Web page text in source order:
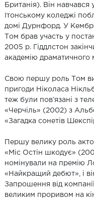
Британія). Він
Ітонському коледжі
домі Дурнфорд. У
Том брав участь у
2005 р. Гіддлстон
академію драматичного
Свою першу роль Том
пригоди Ніколаса
теж були пов’язані з
«Черчіль» (2002) з
«Загадка сонетів
Першу велику роль
«Міс Остін шкодує»
номінували на премію
«Найкращий дебют», і
Запрошення від
великим проривом на